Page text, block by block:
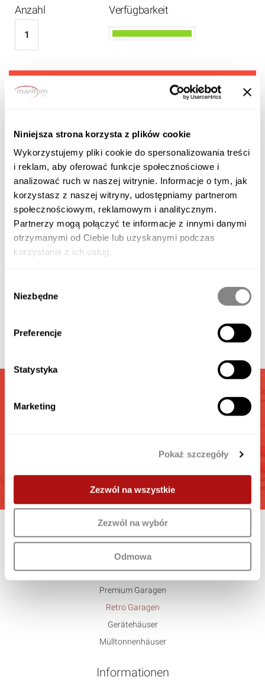
Niniejsza strona korzysta z plików cookie
Wykorzystujemy pliki cookie do spersonalizowania treści
i reklam, aby oferować funkcje społecznościowe i
analizować ruch w naszej witrynie. Informacje o tym, jak
korzystasz z naszej witryny, udostępniamy partnerom
społecznościowym, reklamowym i analitycznym.
Partnerzy mogą połączyć te informacje z innymi danymi
otrzymanymi od Ciebie lub uzyskanymi podczas
korzystania z ich usług.
zgody
Niezbędne
Preferencje
Statystyka
Marketing
Pokaż szczegóły
Zezwól na wszystkie
Zezwól na wybór
Odmowa
Anzahl Verfügbarkeit
Produktbeschreibung
Verfügbares Zubehör
Galerie
Video
Berechnen Sie die interesante für Sie Garage
GEHEN
Angebot
Standard
Untypisch
Premium Garagen
Retro Garagen
Gerätehäuser
Mülltonnenhäuser
Informationen